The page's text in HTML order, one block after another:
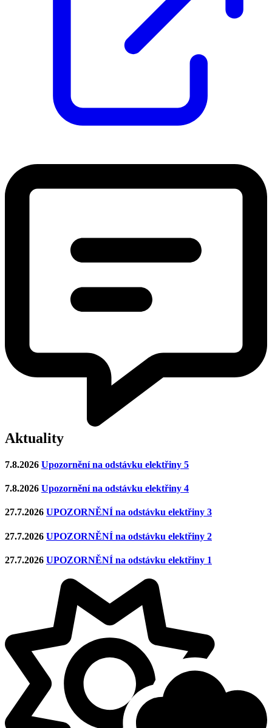
Aktuality
7.8.2026 Upozornění na odstávku elektřiny 5
7.8.2026 Upozornění na odstávku elektřiny 4
27.7.2026 UPOZORNĚNÍ na odstávku elektřiny 3
27.7.2026 UPOZORNĚNÍ na odstávku elektřiny 2
27.7.2026 UPOZORNĚNÍ na odstávku elektřiny 1